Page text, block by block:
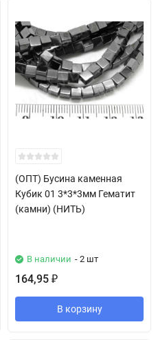
(ОПТ) Бусина каменная
Кубик 01 3*3*3мм Гематит
(камни) (НИТЬ)
В наличии - 2 шт
164,95 ₽
В корзину